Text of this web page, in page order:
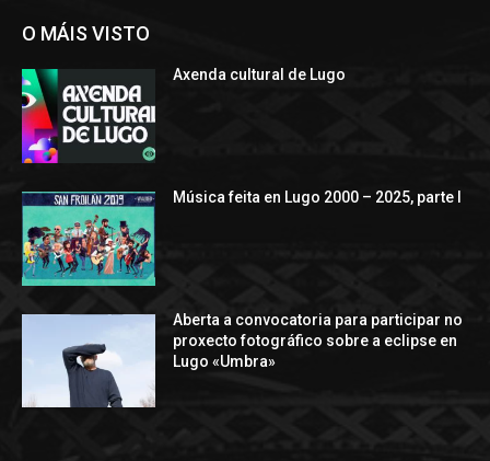
O MÁIS VISTO
Axenda cultural de Lugo
Música feita en Lugo 2000 – 2025, parte I
Aberta a convocatoria para participar no
proxecto fotográfico sobre a eclipse en
Lugo «Umbra»